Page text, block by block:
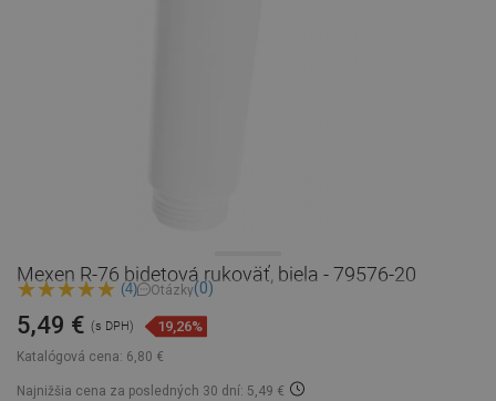
Mexen R-76 bidetová rukoväť, biela - 79576-20
(4) Otázky(0)
Katalógová cena: 6,80 €
5,49 € (s DPH) 19,26%
Najnižšia cena za posledných 30 dní: 5,49 €